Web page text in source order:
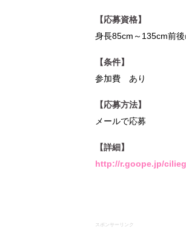
【応募資格】
身長85cm～135cm前
【条件】
参加費 あり
【応募方法】
メールで応募
【詳細】
http://r.goope.jp/
スポンサーリンク